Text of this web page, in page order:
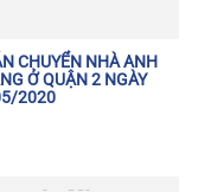
CHUYỂN NHÀ ANH
Ở QUẬN 2 NGÀY
2020